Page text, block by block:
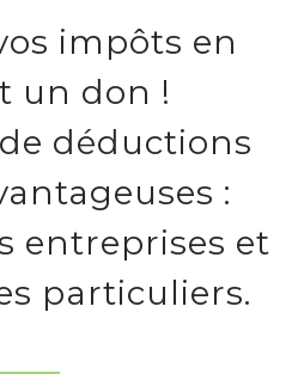
impôts en
un don !
déductions
:
entreprises et
particuliers.